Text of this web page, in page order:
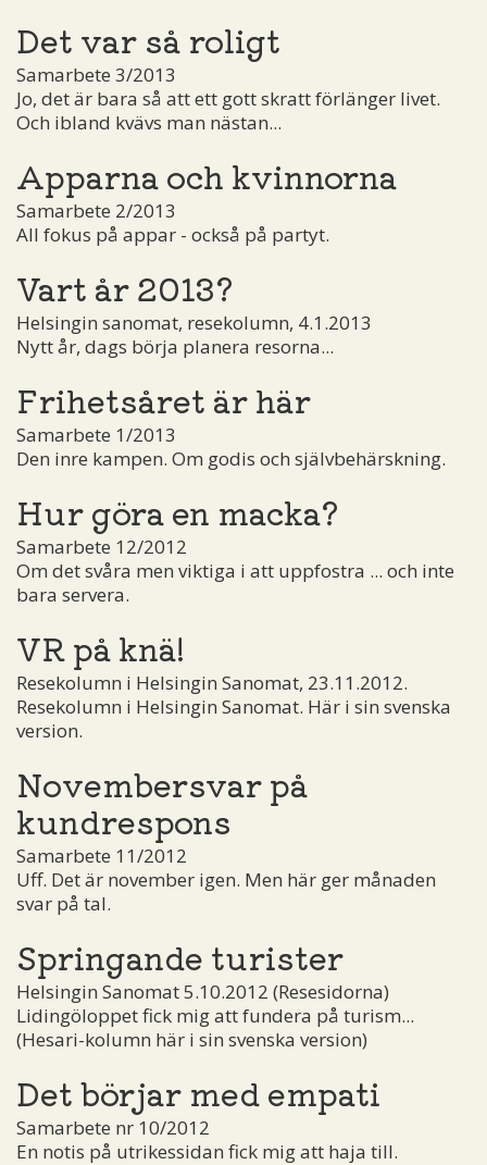
Det var så roligt
Samarbete 3/2013
Jo, det är bara så att ett gott skratt förlänger livet.
Och ibland kvävs man nästan...
Apparna och kvinnorna
Samarbete 2/2013
All fokus på appar - också på partyt.
Vart år 2013?
Helsingin sanomat, resekolumn, 4.1.2013
Nytt år, dags börja planera resorna...
Frihetsåret är här
Samarbete 1/2013
Den inre kampen. Om godis och självbehärskning.
Hur göra en macka?
Samarbete 12/2012
Om det svåra men viktiga i att uppfostra ... och inte
bara servera.
VR på knä!
Resekolumn i Helsingin Sanomat, 23.11.2012.
Resekolumn i Helsingin Sanomat. Här i sin svenska
version.
Novembersvar på
kundrespons
Samarbete 11/2012
Uff. Det är november igen. Men här ger månaden
svar på tal.
Springande turister
Helsingin Sanomat 5.10.2012 (Resesidorna)
Lidingöloppet fick mig att fundera på turism...
(Hesari-kolumn här i sin svenska version)
Det börjar med empati
Samarbete nr 10/2012
En notis på utrikessidan fick mig att haja till.